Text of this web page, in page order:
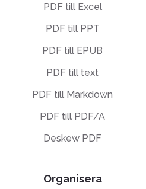
PDF till Excel
PDF till PPT
PDF till EPUB
PDF till text
PDF till Markdown
PDF till PDF/A
Deskew PDF
Organisera